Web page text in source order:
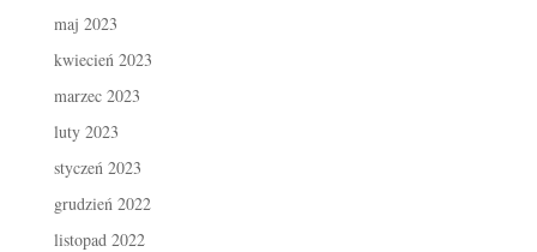
maj 2023
kwiecień 2023
marzec 2023
luty 2023
styczeń 2023
grudzień 2022
listopad 2022